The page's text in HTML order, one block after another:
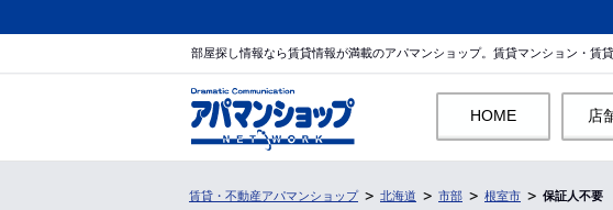
部屋探し情報なら賃貸情報が満載のアパマンショップ。賃貸マンション・賃
HOME 店
賃貸・不動産アパマンショップ 北海道 市部 根室市 保証人不要